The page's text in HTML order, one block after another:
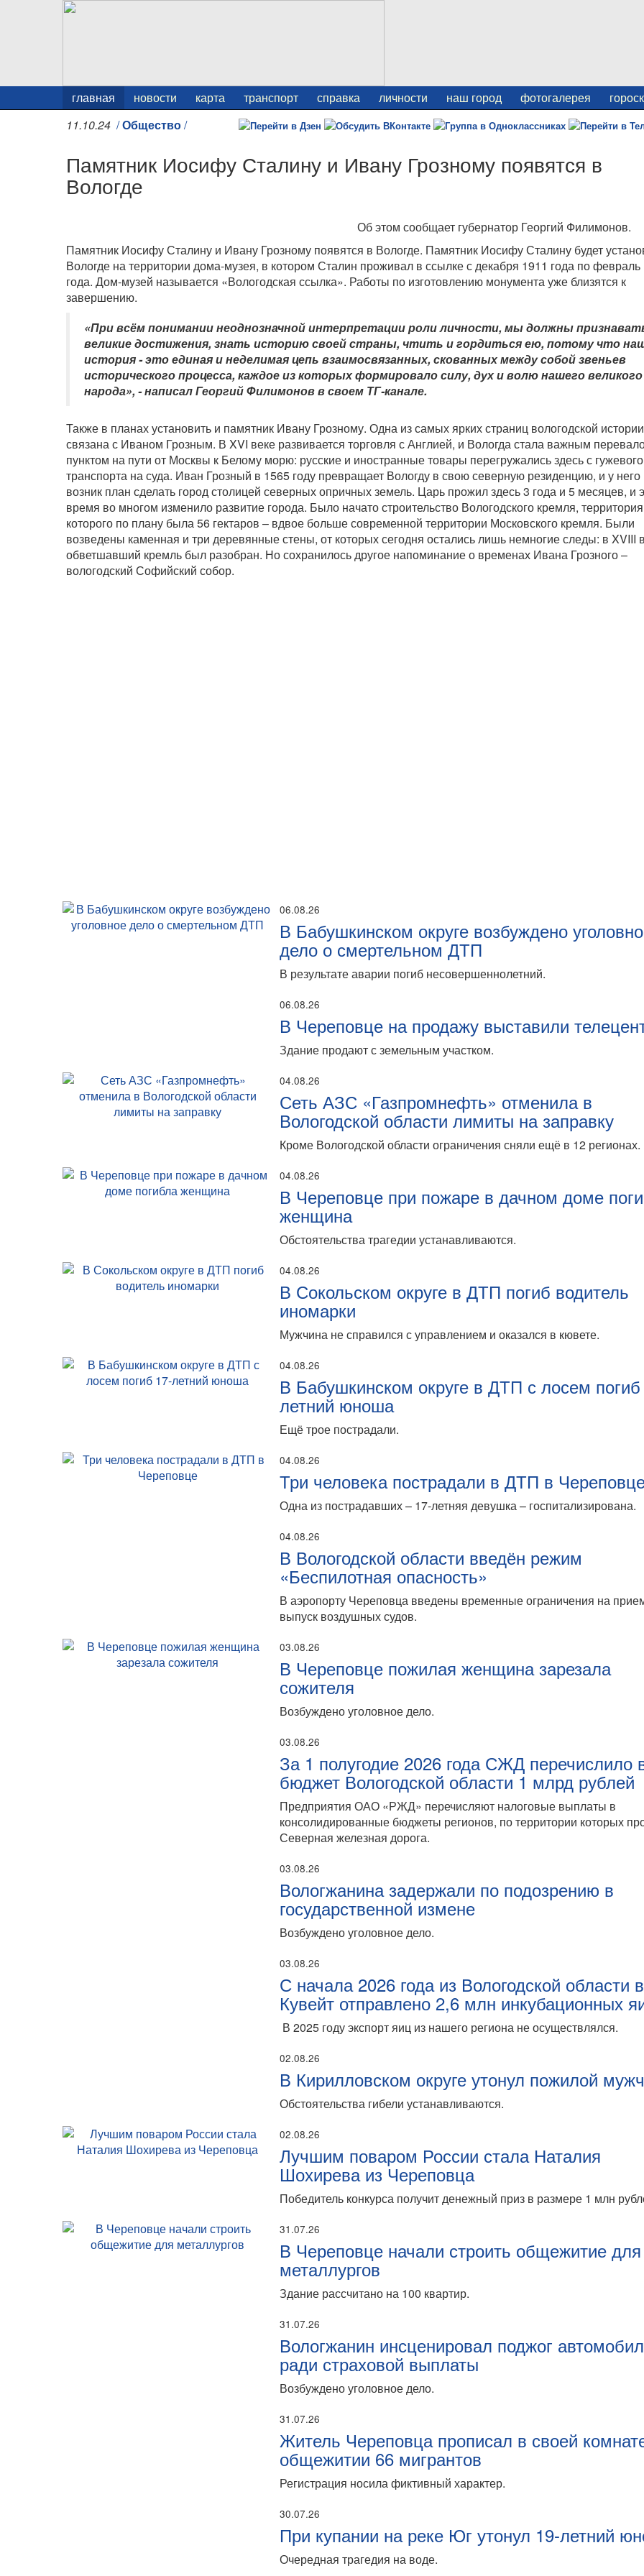
главная новости карта транспорт справка личности наш город фотогалерея
11.10.24 /Общество/
Памятник Иосифу Сталину и Ивану Грозному появятся в
Вологде
Об этом сообщает губернатор Георгий Филимонов.
Памятник Иосифу Сталину и Ивану Грозному появятся в Вологде. Памятник Иосифу Сталину будет
Вологде на территории дома-музея, в котором Сталин проживал в ссылке с декабря 1911 года по февраль
года. Дом-музей называется «Вологодская ссылка». Работы по изготовлению монумента уже близятся к
завершению.
«При всём понимании неоднозначной интерпретации роли личности, мы должны
великие достижения, знать историю своей страны, чтить и гордиться ею, потому что
история - это единая и неделимая цепь взаимосвязанных, скованных между собой звеньев
исторического процесса, каждое из которых формировало силу, дух и волю нашего великого
народа», - написал Георгий Филимонов в своем ТГ-канале.
Также в планах установить и памятник Ивану Грозному. Одна из самых ярких страниц вологодской истории
связана с Иваном Грозным. В XVI веке развивается торговля с Англией, и Вологда стала важным
пунктом на пути от Москвы к Белому морю: русские и иностранные товары перегружались здесь с гужевого
транспорта на суда. Иван Грозный в 1565 году превращает Вологду в свою северную резиденцию, и у него
возник план сделать город столицей северных опричных земель. Царь прожил здесь 3 года и 5 месяцев, и
время во многом изменило развитие города. Было начато строительство Вологодского кремля, территория
которого по плану была 56 гектаров – вдвое больше современной территории Московского кремля. Были
возведены каменная и три деревянные стены, от которых сегодня остались лишь немногие следы: в XVIII
обветшавший кремль был разобран. Но сохранилось другое напоминание о временах Ивана Грозного –
вологодский Софийский собор.
06.08.26
В Бабушкинском округе возбуждено
дело о смертельном ДТП
В результате аварии погиб несовершеннолетний.
06.08.26
В Череповце на продажу выставили
Здание продают с земельным участком.
04.08.26
Сеть АЗС «Газпромнефть» отменила в
Вологодской области лимиты на заправку
Кроме Вологодской области ограничения сняли ещё в 12 регионах.
04.08.26
В Череповце при пожаре в дачном доме
женщина
Обстоятельства трагедии устанавливаются.
04.08.26
В Сокольском округе в ДТП погиб водитель
иномарки
Мужчина не справился с управлением и оказался в кювете.
04.08.26
В Бабушкинском округе в ДТП с лосем
летний юноша
Ещё трое пострадали.
04.08.26
Три человека пострадали в ДТП в
Одна из пострадавших – 17-летняя девушка – госпитализирована.
04.08.26
В Вологодской области введён режим
«Беспилотная опасность»
В аэропорту Череповца введены временные ограничения на
выпуск воздушных судов.
03.08.26
В Череповце пожилая женщина зарезала
сожителя
Возбуждено уголовное дело.
03.08.26
За 1 полугодие 2026 года СЖД перечислило
бюджет Вологодской области 1 млрд рублей
Предприятия ОАО «РЖД» перечисляют налоговые выплаты в
консолидированные бюджеты регионов, по территории которых
Северная железная дорога.
03.08.26
Вологжанина задержали по подозрению в
государственной измене
Возбуждено уголовное дело.
03.08.26
С начала 2026 года из Вологодской области в
Кувейт отправлено 2,6 млн инкубационных
В 2025 году экспорт яиц из нашего региона не осуществлялся.
02.08.26
В Кирилловском округе утонул пожилой
Обстоятельства гибели устанавливаются.
02.08.26
Лучшим поваром России стала Наталия
Шохирева из Череповца
Победитель конкурса получит денежный приз в размере 1 млн
31.07.26
В Череповце начали строить общежитие для
металлургов
Здание рассчитано на 100 квартир.
31.07.26
Вологжанин инсценировал поджог
ради страховой выплаты
Возбуждено уголовное дело.
31.07.26
Житель Череповца прописал в своей
общежитии 66 мигрантов
Регистрация носила фиктивный характер.
30.07.26
При купании на реке Юг утонул 19-летний
Очередная трагедия на воде.